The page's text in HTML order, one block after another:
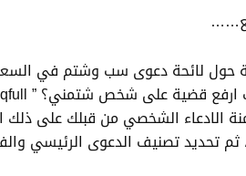
حول لائحة دعوى سب وشتم في
الادعاء الشخصي من قبلك على ذلك
ثم تحديد تصنيف الدعوى الرئيسي